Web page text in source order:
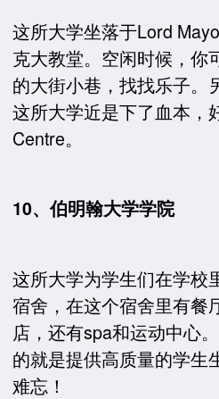
这所大学坐落于Lord
克大教堂。空闲时候，你
的大街小巷，找找乐子。
这所大学近是下了血本，
Centre。
10、伯明翰大学学院
这所大学为学生们在学校
宿舍，在这个宿舍里有餐
店，还有spa和运动中心
的就是提供高质量的学生
难忘！